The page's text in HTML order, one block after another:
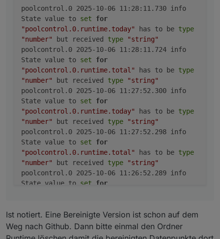
2025-10-06 11:28:11.724	info	State value
2025-10-06 11:27:52.300	info	State value
poolcontrol.0
2025-10-06 11:27:52.298	info	State value
poolcontrol.0
2025-10-06 11:26:52.289	info	State value
poolcontrol.0
2025-10-06 11:26:52.286	info	State value
poolcontrol.0
2025-10-06 11:25:52.274	info	State value
poolcontrol.0
2025-10-06 11:25:52.272	info	State value
poolcontrol.0
2025-10-06 11:24:52.261	info	State value
poolcontrol.0
2025-10-06 11:24:52.259	info	State value
poolcontrol.0
2025-10-06 11:23:52.256	info	State value
poolcontrol.0
poolcontrol.0
poolcontrol.0 2025-10-06 11:28:11.730 info
State value to set
for
"poolcontrol.0.runtime.today"
has to be type
"number"
but received type
"string"
poolcontrol.0 2025-10-06 11:28:11.724 info
State value to set
for
"poolcontrol.0.runtime.total"
has to be type
"number"
but received type
"string"
poolcontrol.0 2025-10-06 11:27:52.300 info
State value to set
for
"poolcontrol.0.runtime.today"
has to be type
"number"
but received type
"string"
poolcontrol.0 2025-10-06 11:27:52.298 info
State value to set
for
"poolcontrol.0.runtime.total"
has to be type
"number"
but received type
"string"
poolcontrol.0 2025-10-06 11:26:52.289 info
State value to set
for
poolcontrol.0 2025-10-06 11:26:52.286 info
State value toset for
"poolcontrol.0.runtime.total"
has to be
type
Ist notiert. Eine Bereinigte Version ist schon auf dem
Weg nach Github. Dann bitte einmal den Ordner